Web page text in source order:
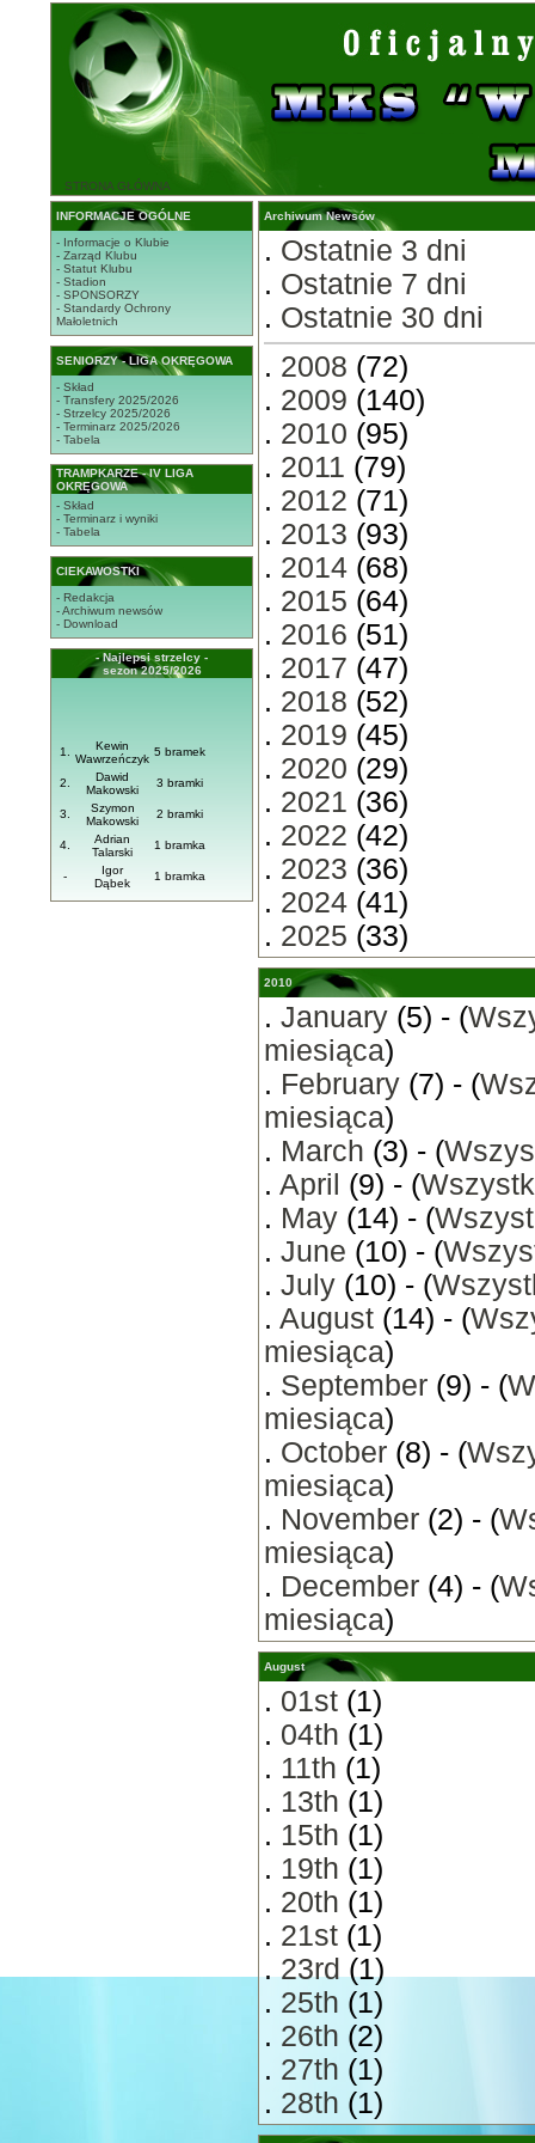
STRONA GŁÓWNA
INFORMACJE OGÓLNE
- Informacje o Klubie
- Zarząd Klubu
- Statut Klubu
- Stadion
- SPONSORZY
- Standardy Ochrony
Małoletnich
SENIORZY - LIGA OKRĘGOWA
- Skład
- Transfery 2025/2026
- Strzelcy 2025/2026
- Terminarz 2025/2026
- Tabela
TRAMPKARZE - IV LIGA
OKRĘGOWA
- Skład
- Terminarz i wyniki
- Tabela
CIEKAWOSTKI
- Redakcja
- Archiwum newsów
- Download
- Najlepsi strzelcy -
sezon 2025/2026
1.
Kewin
Wawrzeńczyk
5 bramek
2.
Dawid
Makowski
3 bramki
3.
Szymon
Makowski
2 bramki
4.
Adrian
Talarski
1 bramka
-
Igor
Dąbek
1 bramka
Archiwum Newsów
. Ostatnie 3 dni
. Ostatnie 7 dni
. Ostatnie 30 dni
. 2008 (72)
. 2009 (140)
. 2010 (95)
. 2011 (79)
. 2012 (71)
. 2013 (93)
. 2014 (68)
. 2015 (64)
. 2016 (51)
. 2017 (47)
. 2018 (52)
. 2019 (45)
. 2020 (29)
. 2021 (36)
. 2022 (42)
. 2023 (36)
. 2024 (41)
. 2025 (33)
2010
. January (5) - (
miesiąca)
. February (7) - (
miesiąca)
. March (3) - (
. April (9) - (
. May (14) - (
. June (10) - (
. July (10) - (
. August (14) - (
miesiąca)
. September (9) - (
miesiąca)
. October (8) - (
miesiąca)
. November (2) - (
miesiąca)
. December (4) - (
miesiąca)
August
. 01st (1)
. 04th (1)
. 11th (1)
. 13th (1)
. 15th (1)
. 19th (1)
. 20th (1)
. 21st (1)
.23rd(1)
. 25th (1)
. 26th (2)
. 27th (1)
. 28th (1)